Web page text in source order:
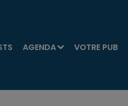
AGENDA VOTRE PUB